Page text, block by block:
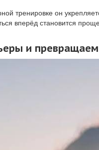
тренировке он
вперёд становится
и